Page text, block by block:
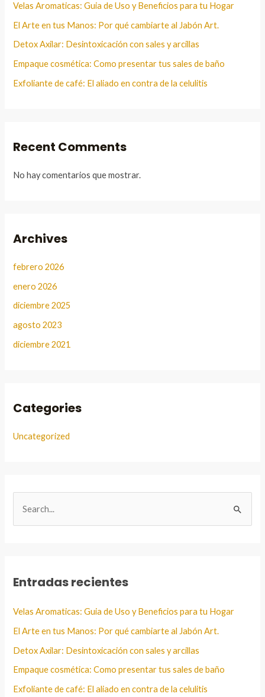
Velas Aromaticas: Guia de Uso y Beneficios para tu Hogar
El Arte en tus Manos: Por qué cambiarte al Jabón Art.
Detox Axilar: Desintoxicación con sales y arcillas
Empaque cosmética: Como presentar tus sales de baño
Exfoliante de café: El aliado en contra de la celulitis
Recent Comments
No hay comentarios que mostrar.
Archives
febrero 2026
enero 2026
diciembre 2025
agosto 2023
diciembre 2021
Categories
Uncategorized
r
Entradas recientes
Velas Aromaticas: Guia de Uso y Beneficios para tu Hogar
El Arte en tus Manos: Por qué cambiarte al Jabón Art.
Detox Axilar: Desintoxicación con sales y arcillas
Empaque cosmética: Como presentar tus sales de baño
Exfoliante de café: El aliado en contra de la celulitis